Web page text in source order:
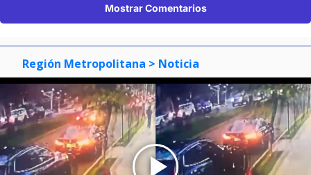
Mostrar Comentarios
Región Metropolitana > Noticia